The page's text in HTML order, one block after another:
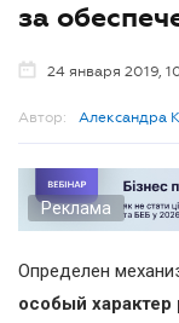
за
24 января 2019,
Автор: Александра
Реклама
Определен
особый характер